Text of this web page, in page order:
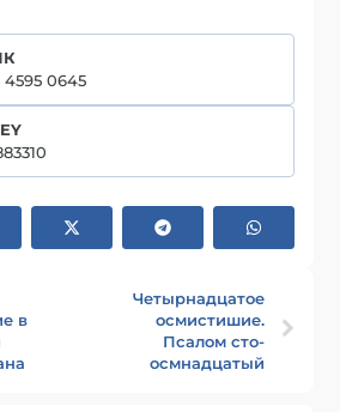
4595 0645
в
Четырнадцатое
осмистишие.
Псалом сто-
осмнадцатый